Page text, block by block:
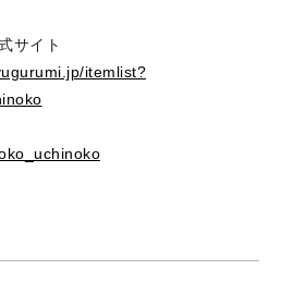
サイト
itemlist?